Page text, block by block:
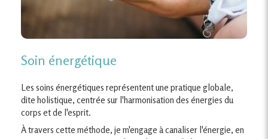
Soin énergétique
Les soins énergétiques représentent une pratique globale,
dite holistique, centrée sur l'harmonisation des énergies du
corps et de l'esprit.
À travers cette méthode, je m'engage à canaliser l'énergie, en